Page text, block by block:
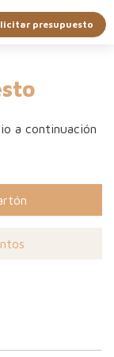
presupuesto
a continuación